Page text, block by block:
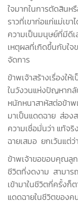
ใจมากในการตัดสินห
ราวที่เขาก่อแก่แม่เข
ความเป็นมนุษย์ที่มีดีเ
เหตุผลที่เกิดขึ้นกับใจ
จัดการ
ข้าพเจ้าสร้างเรื่องใ
ในวังวนแห่งปัญหาก
หนักหนาสาหัสต่อข้าพ
มาเป็นแดดฉาย ส่อง
ความเชื่อมั่นว่า แท้จริ
ฉายเสมอ ยกเว้นแต่ว่
ข้าพเจ้าขอขอบคุณลูก
ชีวิตที่งดงาม สามาร
เข้ามาในชีวิตกี่ครั้ง
แดดฉายในชีวิตของ